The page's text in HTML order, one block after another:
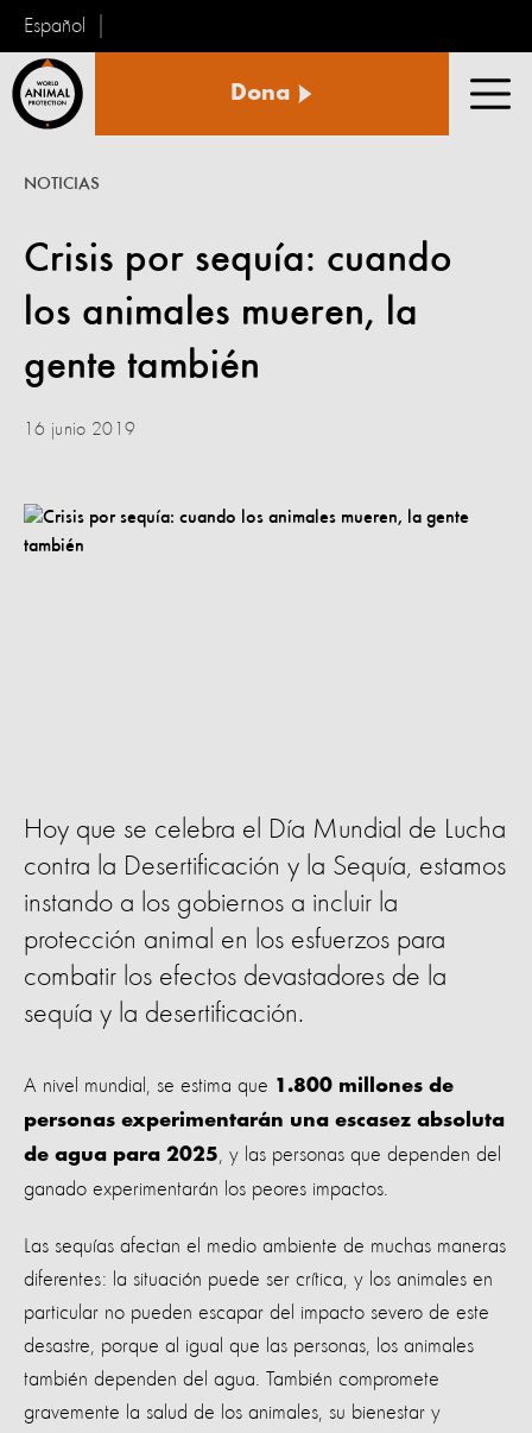
Español
Animal
Dona
Crisis por sequía: cuando
los animales mueren, la
gente también
NOTICIAS
16 junio 2019
Hoy que se celebra el Día Mundial de Lucha
contra la Desertificación y la Sequía, estamos
instando a los gobiernos a incluir la
protección animal en los esfuerzos para
combatir los efectos devastadores de la
sequía y la desertificación.
A nivel mundial, se estima que 1.800 millones de
personas experimentarán una escasez absoluta
de agua para 2025 , y las personas que dependen del
ganado experimentarán los peores impactos.
Las sequías afectan el medio ambiente de muchas maneras
diferentes: la situación puede ser crítica, y los animales en
particular no pueden escapar del impacto severo de este
desastre, porque al igual que las personas, los animales
también dependen del agua. También compromete
gravemente la salud de los animales, su bienestar y